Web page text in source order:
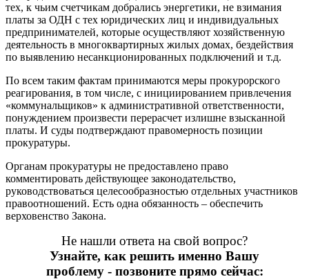
тех, к чьим счетчикам добрались энергетики, не взимания
платы за ОДН с тех юридических лиц и индивидуальных
предпринимателей, которые осуществляют хозяйственную
деятельность в многоквартирных жилых домах, бездействия
по выявлению несанкционированных подключений и т.д.
По всем таким фактам принимаются меры прокурорского
реагирования, в том числе, с инициированием привлечения
«коммунальщиков» к административной ответственности,
понуждением произвести перерасчет излишне взысканной
платы. И суды подтверждают правомерность позиции
прокуратуры.
Органам прокуратуры не предоставлено право
комментировать действующее законодательство,
руководствоваться целесообразностью отдельных участников
правоотношений. Есть одна обязанность – обеспечить
верховенство Закона.
Не нашли ответа на свой вопрос?
Узнайте, как решить именно Вашу
проблему - позвоните прямо сейчас: